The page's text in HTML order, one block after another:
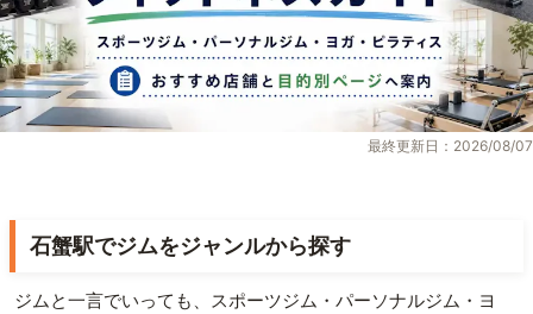
最終更新日：2026/08/07
石蟹駅でジムをジャンルから探す
ジムと一言でいっても、スポーツジム・パーソナルジム・ヨ